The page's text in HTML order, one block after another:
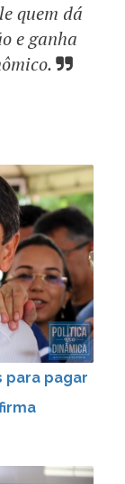
quem dá
e ganha
para pagar